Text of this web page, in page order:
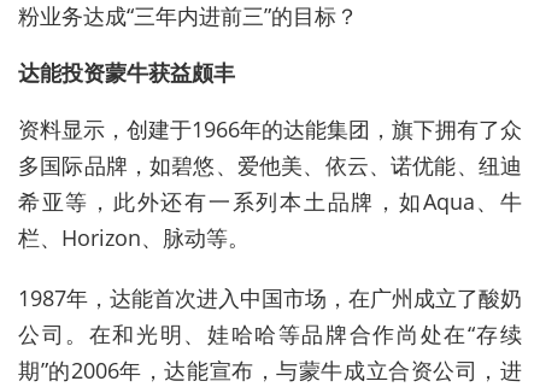
粉业务达成“三年内进前三”的目标？
达能投资蒙牛获益颇丰
资料显示，创建于1966年的达能集团，旗下拥有了众
多国际品牌，如碧悠、爱他美、依云、诺优能、纽迪
希亚等，此外还有一系列本土品牌，如Aqua、牛
栏、Horizon、脉动等。
1987年，达能首次进入中国市场，在广州成立了酸奶
公司。在和光明、娃哈哈等品牌合作尚处在“存续
期”的2006年，达能宣布，与蒙牛成立合资公司，进